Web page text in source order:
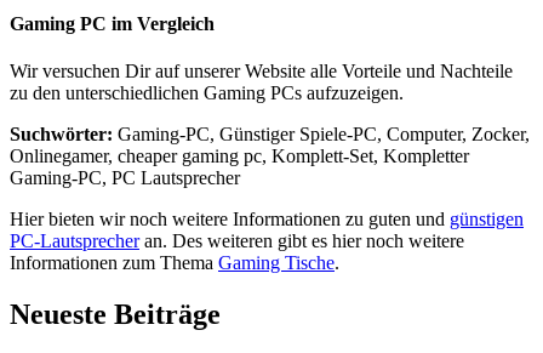
Gaming PC im Vergleich
Wir versuchen Dir auf unserer Website alle Vorteile und Nachteile
zu den unterschiedlichen Gaming PCs aufzuzeigen.
Suchwörter: Gaming-PC, Günstiger Spiele-PC, Computer, Zocker,
Onlinegamer, cheaper gaming pc, Komplett-Set, Kompletter
Gaming-PC, PC Lautsprecher
Hier bieten wir noch weitere Informationen zu guten und günstigen
PC-Lautsprecheran. Des weiteren gibt es hier noch weitere
Informationen zum Thema Gaming Tische.
Neueste Beiträge